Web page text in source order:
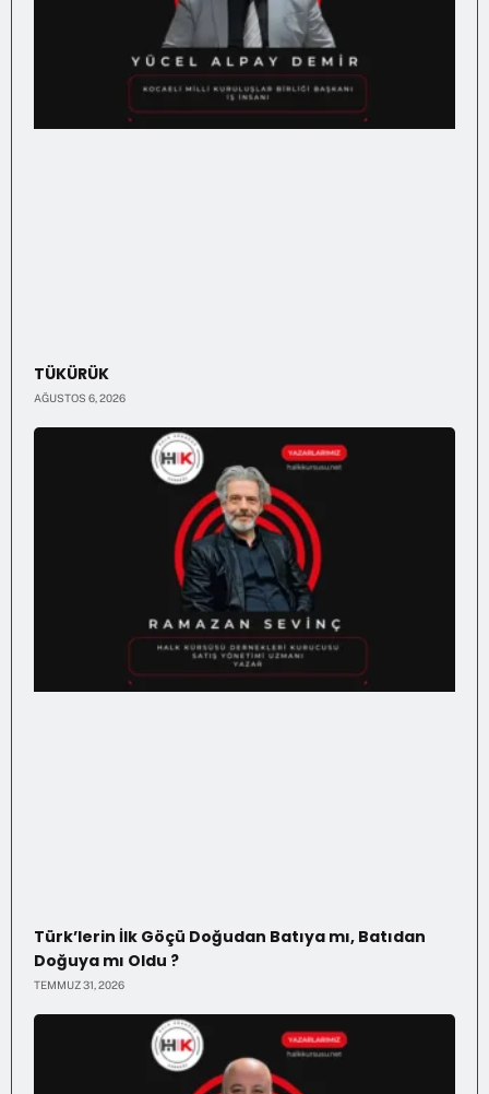
TÜKÜRÜK
AĞUSTOS 6, 2026
Türk’lerin İlk Göçü Doğudan Batıya mı, Batıdan
Doğuya mı Oldu ?
TEMMUZ 31, 2026